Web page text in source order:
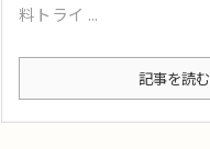
料トライ ...
記事を読む